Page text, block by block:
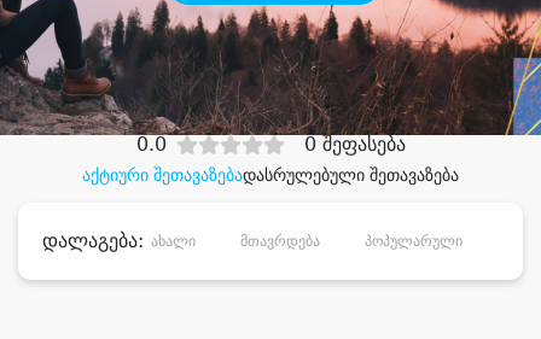
შეიძინესასურველი მომსახურება
დიდი დანაზოგით
აქტიური შეთავაზებადასრულებული შეთავაზება
0.0 0 შეფასება
დალაგება: ახალი მთავრდება პოპულარული